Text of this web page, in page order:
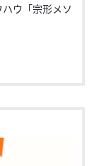
ウ「宗形メソ